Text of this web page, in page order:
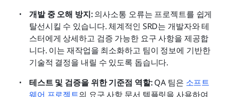
개발 중 오해 방지: 의사소통 오류는 프로젝트를 쉽게
탈선시킬 수 있습니다. 체계적인 SRD는 개발자와 테
스터에게 상세하고 검증 가능한 요구 사항을 제공합
니다. 이는 재작업을 최소화하고 팀이 정보에 기반한
기술적 결정을 내릴 수 있도록 돕습니다.
테스트 및 검증을 위한 기준점 역할: QA 팀은 소프트
웨어 프로젝트의 요구 사항 문서 템플릿을 사용하여